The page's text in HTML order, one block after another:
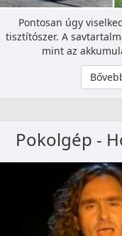
Pontosan úgy
tisztítószer. A
mint az
Pokolgép -